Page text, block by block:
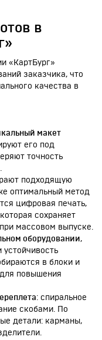
в
«КартБург»
заказчика, что
качества в
макет
его под
точность
подходящую
оптимальный метод
цифровая печать,
сохраняет
массовом выпуске.
оборудовании,
в блоки и
повышения
: спиральное
скобами. По
детали: карманы,